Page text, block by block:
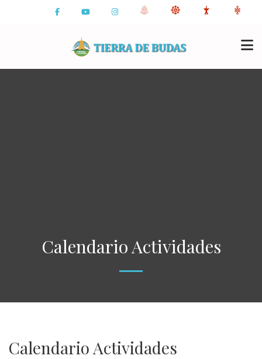
Calendario Actividades
Calendario Actividades